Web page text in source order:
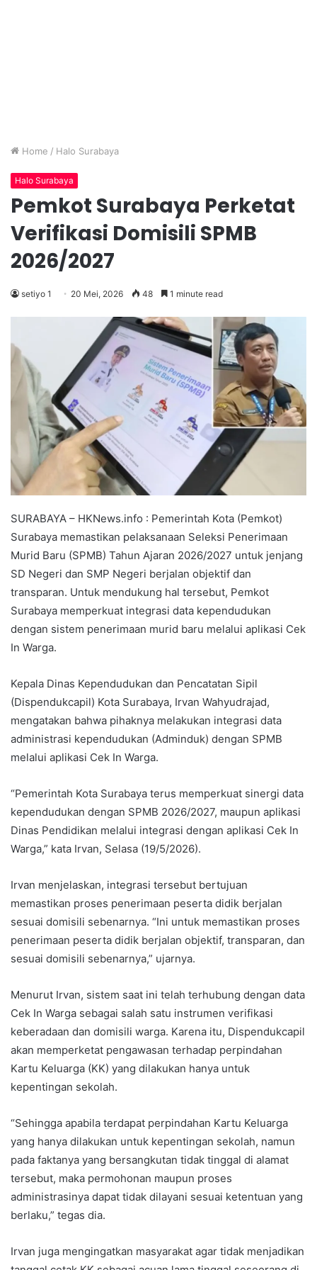
Home / Halo Surabaya
Halo Surabaya
Pemkot Surabaya Perketat
Verifikasi Domisili SPMB
2026/2027
setiyo 1 20 Mei, 2026 48 1 minute read
SURABAYA – HKNews.info : Pemerintah Kota (Pemkot)
Surabaya memastikan pelaksanaan Seleksi Penerimaan
Murid Baru (SPMB) Tahun Ajaran 2026/2027 untuk jenjang
SD Negeri dan SMP Negeri berjalan objektif dan
transparan. Untuk mendukung hal tersebut, Pemkot
Surabaya memperkuat integrasi data kependudukan
dengan sistem penerimaan murid baru melalui aplikasi Cek
In Warga.
Kepala Dinas Kependudukan dan Pencatatan Sipil
(Dispendukcapil) Kota Surabaya, Irvan Wahyudrajad,
mengatakan bahwa pihaknya melakukan integrasi data
administrasi kependudukan (Adminduk) dengan SPMB
melalui aplikasi Cek In Warga.
“Pemerintah Kota Surabaya terus memperkuat sinergi data
kependudukan dengan SPMB 2026/2027, maupun aplikasi
Dinas Pendidikan melalui integrasi dengan aplikasi Cek In
Warga,” kata Irvan, Selasa (19/5/2026).
Irvan menjelaskan, integrasi tersebut bertujuan
memastikan proses penerimaan peserta didik berjalan
sesuai domisili sebenarnya. “Ini untuk memastikan proses
penerimaan peserta didik berjalan objektif, transparan, dan
sesuai domisili sebenarnya,” ujarnya.
Menurut Irvan, sistem saat ini telah terhubung dengan data
Cek In Warga sebagai salah satu instrumen verifikasi
keberadaan dan domisili warga. Karena itu, Dispendukcapil
akan memperketat pengawasan terhadap perpindahan
Kartu Keluarga (KK) yang dilakukan hanya untuk
kepentingan sekolah.
“Sehingga apabila terdapat perpindahan Kartu Keluarga
yang hanya dilakukan untuk kepentingan sekolah, namun
pada faktanya yang bersangkutan tidak tinggal di alamat
tersebut, maka permohonan maupun proses
administrasinya dapat tidak dilayani sesuai ketentuan yang
berlaku,” tegas dia.
Irvan juga mengingatkan masyarakat agar tidak menjadikan